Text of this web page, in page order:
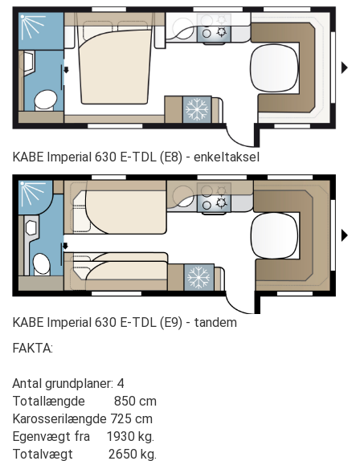
KABE Imperial 630 E-TDL (E8) - enkeltaksel
KABE Imperial 630 E-TDL (E9) - tandem
FAKTA:
Antal grundplaner: 4
Totallængde 850 cm
Karosserilængde 725 cm
Egenvægt fra 1930 kg.
Totalvægt 2650 kg.